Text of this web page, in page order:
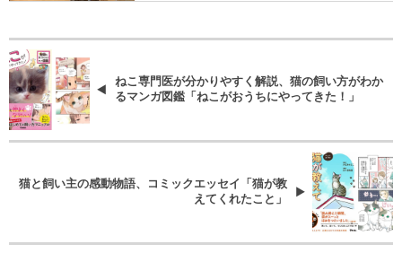
ねこ専門医が分かりやすく解説、猫の飼い方がわか
るマンガ図鑑「ねこがおうちにやってきた！」
猫と飼い主の感動物語、コミックエッセイ「猫が教
えてくれたこと」